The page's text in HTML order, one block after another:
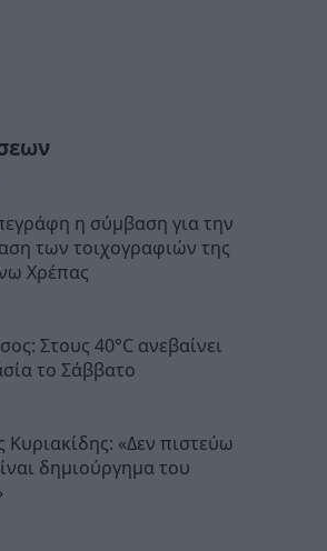
η σύμβαση για την
των τοιχογραφιών της
Χρέπας
Στους 40°C ανεβαίνει
το Σάββατο
Κυριακίδης: «Δεν πιστεύω
δημιούργημα του